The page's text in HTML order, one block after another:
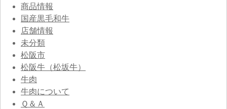
商品情報
国産黒毛和牛
店舗情報
未分類
松阪市
松阪牛（松坂牛）
牛肉
牛肉について
Ｑ＆Ａ